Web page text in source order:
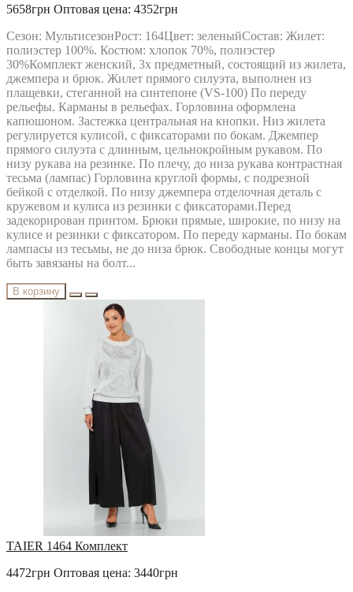
MODA-URS
MUBLIZ
NEEDLE REVERTEX
NINELE
NOVA LINE
ORHIDEYA LUX
PIRS
PRETTY
PUR PUR
RIVOLI
RUNELLA
SODA
SOLOMEYA LUX
Svetlana-Style
TAIER
TEFFI
TENSI
test_producer
TEZA
VESNALETTO
VILENA FASHION
VITTORIA QUEEN
БелЭльСтиль
РАСПРОДАЖА
Твой Имидж
5658грн Оптовая цена: 4352грн
Сезон: МультисезонРост: 164Цвет: зеленыйСостав: Жилет:
полиэстер 100%. Костюм: хлопок 70%, полиэстер
30%Комплект женский, 3х предметный, состоящий из жилета,
джемпера и брюк. Жилет прямого силуэта, выполнен из
плащевки, стеганной на синтепоне (VS-100) По переду
рельефы. Карманы в рельефах. Горловина оформлена
капюшоном. Застежка центральная на кнопки. Низ жилета
регулируется кулисой, с фиксаторами по бокам. Джемпер
прямого силуэта с длинным, цельнокройным рукавом. По
низу рукава на резинке. По плечу, до низа рукава контрастная
тесьма (лампас) Горловина круглой формы, с подрезной
бейкой с отделкой. По низу джемпера отделочная деталь с
кружевом и кулиса из резинки с фиксаторами.Перед
задекорирован принтом. Брюки прямые, широкие, по низу на
кулисе и резинки с фиксатором. По переду карманы. По бокам
лампасы из тесьмы, не до низа брюк. Свободные концы могут
быть завязаны на болт...
В корзину
TAIER 1464 Комплект
4472грн Оптовая цена: 3440грн